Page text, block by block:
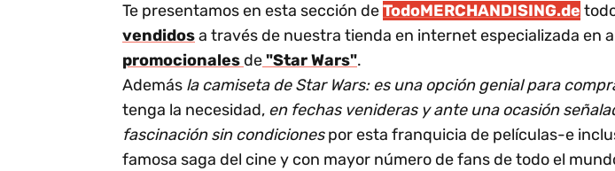
Te presentamos en esta sección deTodoMERCHANDISING.de
vendidosa través de nuestra tienda en internet especializada en
promocionales de"Star Wars".
Además la camiseta de Star Wars: es una opción genial para
tenga la necesidad, en fechas venideras y ante una ocasión
fascinación sin condicionespor esta franquicia de películas-e
famosa saga del cine y con mayor número de fans de todo el